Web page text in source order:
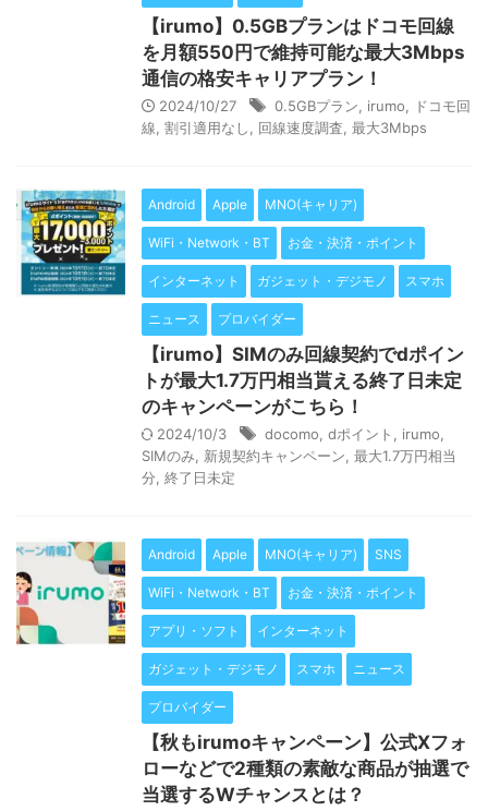
【irumo】0.5GBプランはドコモ回線
を月額550円で維持可能な最大3Mbps
通信の格安キャリアプラン！
2024/10/27 0.5GBプラン irumo
ドコモ回
線 割引適用なし 回線速度調査 最大3Mbps
Android Apple MNO(キャリア)
WiFi・Network・BT お金・決済・ポイント
インターネット ガジェット・デジモノ スマホ
ニュース プロバイダー
【irumo】SIMのみ回線契約でdポイン
トが最大1.7万円相当貰える終了日未定
のキャンペーンがこちら！
2024/10/3 docomo dポイント irumo
SIMのみ
新規契約キャンペーン 最大1.7万円相当
分 終了日未定
Android Apple MNO(キャリア) SNS
WiFi・Network・BT お金・決済・ポイント
アプリ・ソフト インターネット
ガジェット・デジモノ スマホ ニュース
プロバイダー
【秋もirumoキャンペーン】公式Xフォ
ローなどで2種類の素敵な商品が抽選で
当選するWチャンスとは？